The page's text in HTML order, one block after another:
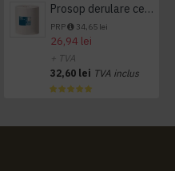
Prosop derulare centrala 1 pliu, 300 m Tork
PRP 34,65 lei
26,94 lei
+ TVA
32,60 lei TVA inclus